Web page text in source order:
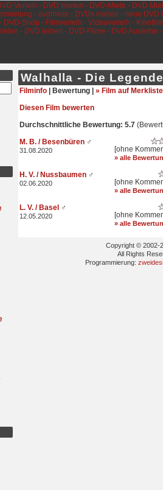
Walhalla - Die
Filminfo Bewertung | » Film auf Merkliste
Diesen Film bewerten
Durchschnittliche Bewertung: 5.7
M. B. / Besenbüren ♂
31.08.2020 [ohne
» alle
H. V. / Nussbaumen ♂
02.06.2020 [ohne
» alle
L. V. / Basel ♂
12.05.2020 [ohne
» alle
Copyright © 2002-
All Rights
Programmierung: